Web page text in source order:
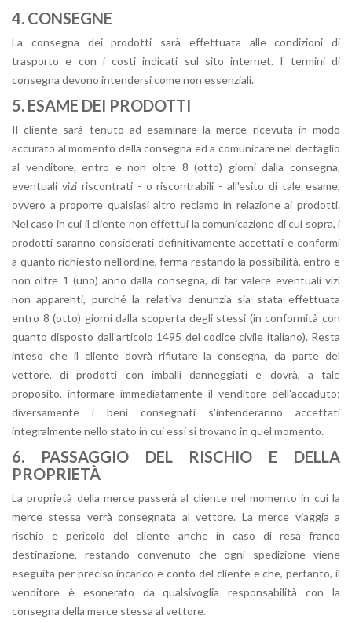
4. CONSEGNE
La consegna dei prodotti sarà effettuata alle condizioni di
trasporto e con i costi indicati sul sito internet. I termini di
consegna devono intendersi come non essenziali.
5. ESAME DEI PRODOTTI
Il cliente sarà tenuto ad esaminare la merce ricevuta in modo
accurato al momento della consegna ed a comunicare nel dettaglio
al venditore, entro e non oltre 8 (otto) giorni dalla consegna,
eventuali vizi riscontrati - o riscontrabili - all'esito di tale esame,
ovvero a proporre qualsiasi altro reclamo in relazione ai prodotti.
Nel caso in cui il cliente non effettui la comunicazione di cui sopra, i
prodotti saranno considerati definitivamente accettati e conformi
a quanto richiesto nell'ordine, ferma restando la possibilità, entro e
non oltre 1 (uno) anno dalla consegna, di far valere eventuali vizi
non apparenti, purché la relativa denunzia sia stata effettuata
entro 8 (otto) giorni dalla scoperta degli stessi (in conformità con
quanto disposto dall'articolo 1495 del codice civile italiano). Resta
inteso che il cliente dovrà rifiutare la consegna, da parte del
vettore, di prodotti con imballi danneggiati e dovrà, a tale
proposito, informare immediatamente il venditore dell'accaduto;
diversamente i beni consegnati s'intenderanno accettati
integralmente nello stato in cui essi si trovano in quel momento.
6. PASSAGGIO DEL RISCHIO E DELLA
PROPRIETÀ
La proprietà della merce passerà al cliente nel momento in cui la
merce stessa verrà consegnata al vettore. La merce viaggia a
rischio e pericolo del cliente anche in caso di resa franco
destinazione, restando convenuto che ogni spedizione viene
eseguita per preciso incarico e conto del cliente e che, pertanto, il
venditore è esonerato da qualsivoglia responsabilità con la
consegna della merce stessa al vettore.